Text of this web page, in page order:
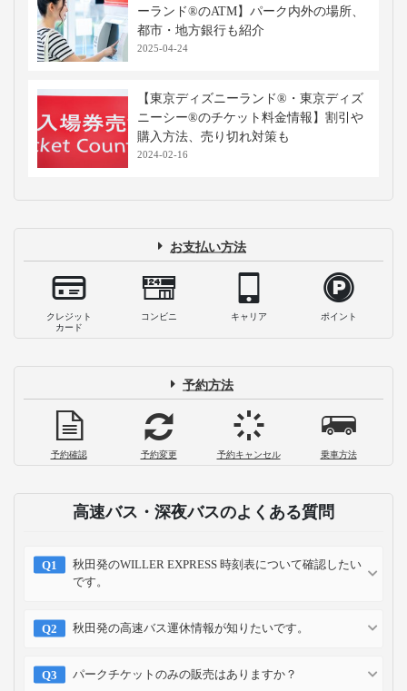
ーランド®のATM】パーク内外の場所、
都市・地方銀行も紹介
2025-04-24
【東京ディズニーランド®・東京ディズ
ニーシー®のチケット料金情報】割引や
購入方法、売り切れ対策も
2024-02-16
お支払い方法
クレジット
カード
コンビニ キャリア ポイント
予約方法
予約確認 予約変更 予約キャンセル 乗車方法
高速バス・深夜バスのよくある質問
秋田発のWILLER EXPRESS 時刻表について確認したい
です。
秋田発の高速バス運休情報が知りたいです。
パークチケットのみの販売はありますか？